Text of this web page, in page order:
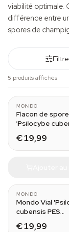
viabilité optimale.
différence entre
spores de
5 produits affichés
MONDO
Flacon de
'Psilocybe
€ 19,99
MONDO
Mondo Vial
cubensis PES
€ 19,99